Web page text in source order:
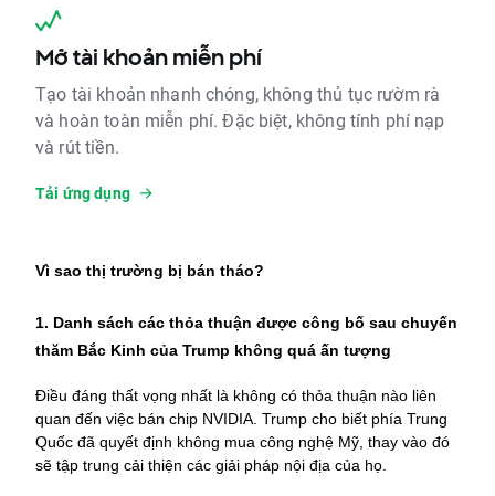
Mở tài khoản miễn phí
Tạo tài khoản nhanh chóng, không thủ tục rườm rà
và hoàn toàn miễn phí. Đặc biệt, không tính phí nạp
và rút tiền.
Tải ứng dụng
Vì sao thị trường bị bán tháo?
1. Danh sách các thỏa thuận được công bố sau chuyến
thăm Bắc Kinh của Trump không quá ấn tượng
Điều đáng thất vọng nhất là không có thỏa thuận nào liên
quan đến việc bán chip NVIDIA. Trump cho biết phía Trung
Quốc đã quyết định không mua công nghệ Mỹ, thay vào đó
sẽ tập trung cải thiện các giải pháp nội địa của họ.